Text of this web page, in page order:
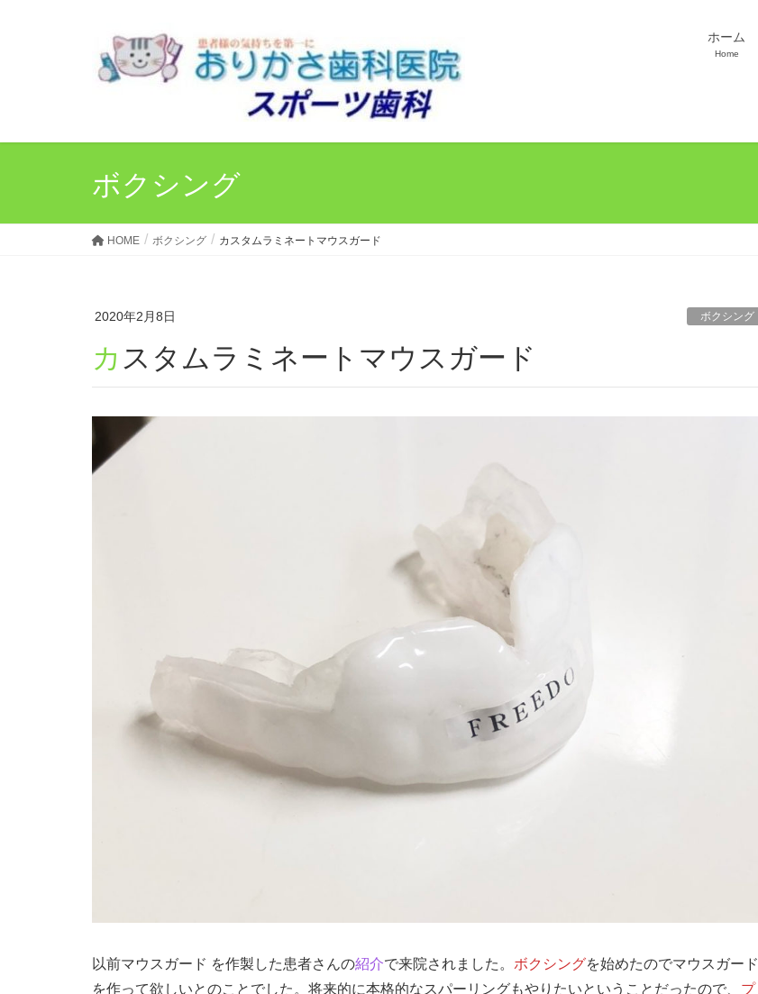
ホーム
Home
ボクシング
HOME ボクシング カスタムラミネートマウスガード
2020年2月8日 ボクシング
カスタムラミネートマウスガード
以前マウスガード を作製した患者さんの紹介で来院されました。 ボクシングを始めたのでマウスガード
を作って欲しいとのことでした。将来的に本格的なスパーリングもやりたいということだったので、 プ